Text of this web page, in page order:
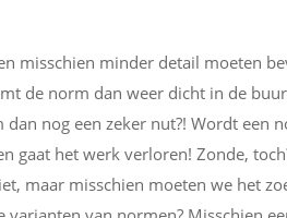
misschien minder detail moeten
de norm dan weer dicht in de
nog een zeker nut?! Wordt een
gaat het werk verloren! Zonde,
maar misschien moeten we het